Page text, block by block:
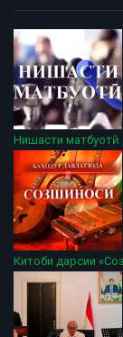
Нишасти
Китоби дарсии